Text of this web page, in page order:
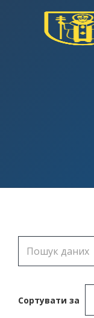
Сортувати за